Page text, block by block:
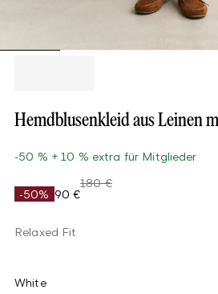
Hemdblusenkleid aus Leinen
-50 % + 10 % extra für Mitglieder
-50% 90 €
180 €
Relaxed Fit
White